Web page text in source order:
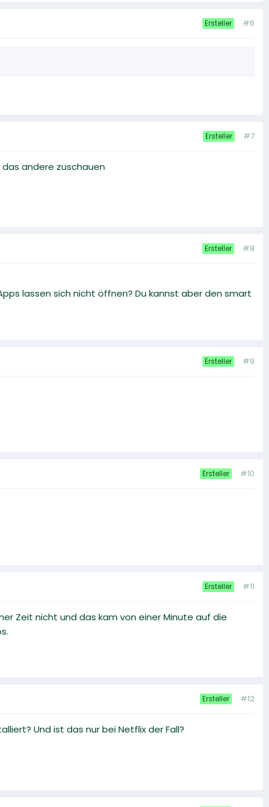
Ersteller #6
Ersteller #7
andere zuschauen
Ersteller #8
lassen sich nicht öffnen? Du kannst aber den smart
Ersteller #9
Ersteller #10
Ersteller #11
Zeit nicht und das kam von einer Minute auf die
Ersteller #12
Und ist das nur bei Netflix der Fall?